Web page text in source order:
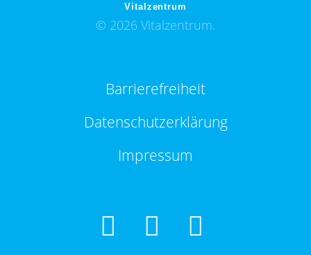
Vitalzentrum
© 2026 Vitalzentrum.
Barrierefreiheit
Datenschutzerklärung
Impressum